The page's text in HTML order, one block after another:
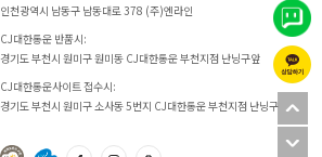
인천광역시 남동구 남동대로 378 (주)엔라인
CJ대한통운 반품시:
경기도 부천시 원미구 원미동 CJ대한통운 부천지점 난닝구앞
CJ대한통운사이트 접수시:
경기도 부천시 원미구 소사동 5번지 CJ대한통운 부천지점 난닝구